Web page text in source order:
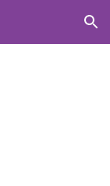
Skip to navigation